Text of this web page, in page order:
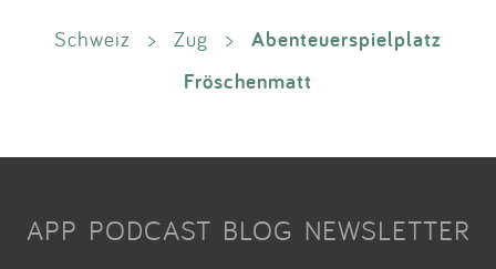
Schweiz > Zug >
Abenteuerspielplatz
Fröschenmatt
APP PODCAST BLOG NEWSLETTER